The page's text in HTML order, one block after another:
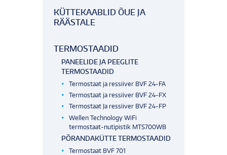
KÜTTEKAABLID ÕUE JA
RÄÄSTALE
TERMOSTAADID
PANEELIDE JA PEEGLITE
TERMOSTAADID
Termostaat ja ressiiver BVF 24-FA
Termostaat ja ressiiver BVF 24-FX
Termostaat Ja ressiiver BVF 24-FP
Wellen Technology WiFi
termostaat-nutipistik MTS700WB
PÕRANDAKÜTTE TERMOSTAADID
Termostaat BVF 701